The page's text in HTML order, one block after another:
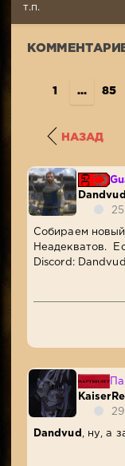
т.п.
1 ... 85
НАЗАД
Dandvud
Собираем новый
Неадекватов.
Discord:
Dandvud , ну, а